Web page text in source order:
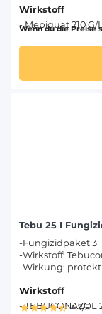
Wirkstoff
- Mepiquat 210 G/
Wenn du die Preise
Tebu 25 I
-Fungizidpaket 3
-Wirkstoff:
-Wirkung:
Wirkstoff
- TEBUCONAZOL
4.7/5